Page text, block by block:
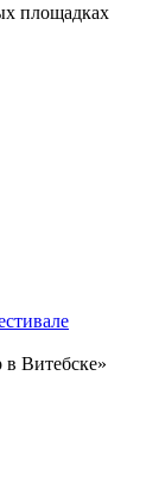
площадках
в Витебске»